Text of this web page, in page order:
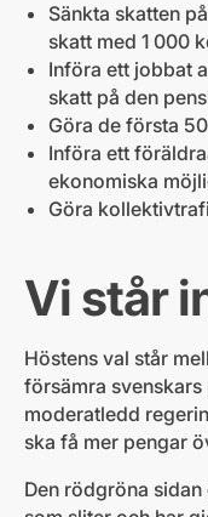
Sänkta skatten
skatt med 1 000
Införa ett jobbat
skatt på den
Göra de första
Införa ett
ekonomiska
Göra
Vi står
Höstens val står
försämra
moderatledd
ska få mer pengar
Den rödgröna